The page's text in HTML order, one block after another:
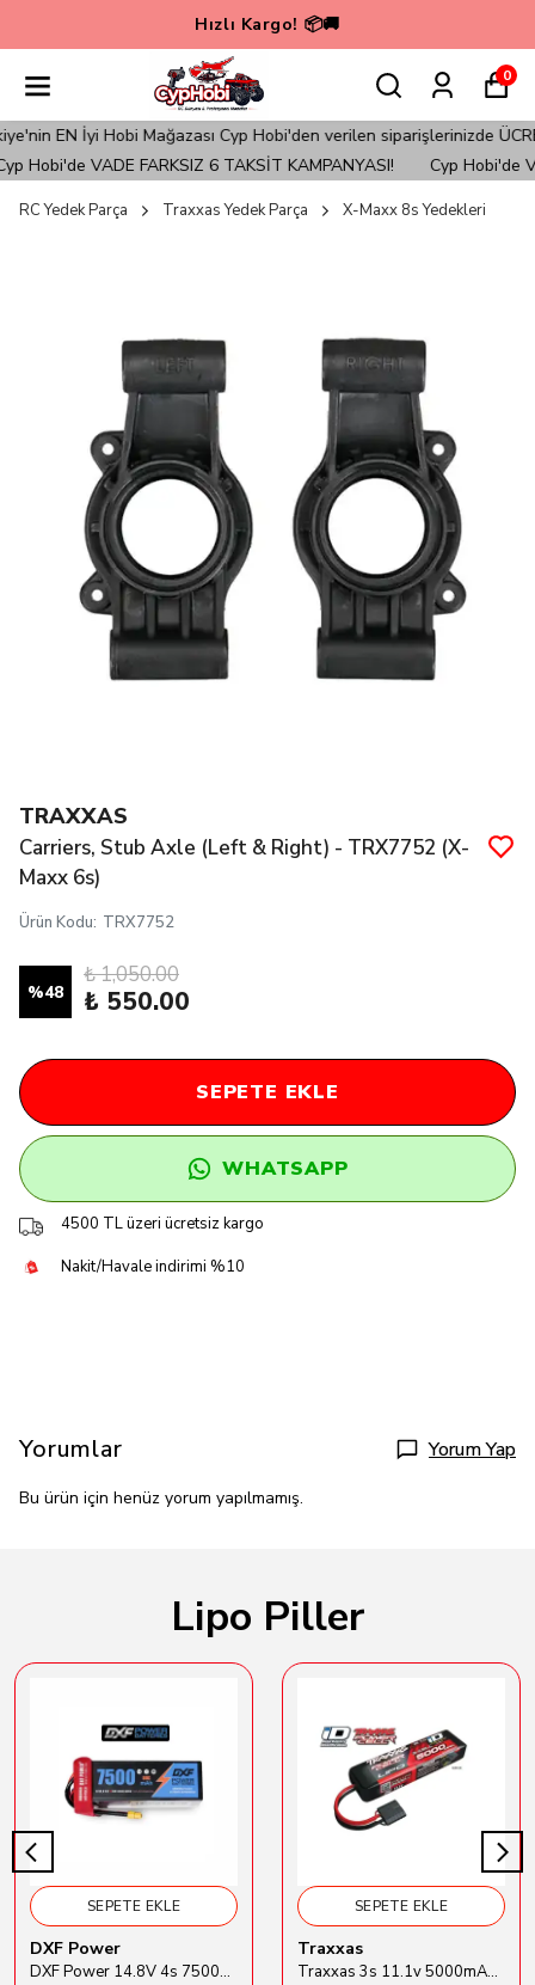
Hızlı Kargo! 📦🚚
0
EN İyi Hobi Mağazası Cyp Hobi'den verilen siparişlerinizde
Hobi'de VADE FARKSIZ 6 TAKSİT KAMPANYASI!
Cyp Hobi'de
RC Yedek Parça Traxxas Yedek Parça X-Maxx 8s Yedekleri
TRAXXAS
Carriers, Stub Axle (Left & Right) - TRX7752 (X-
Maxx 6s)
Ürün Kodu: TRX7752
%48
₺ 1,050.00
₺ 550.00
SEPETE EKLE
WHATSAPP
4500 TL üzeri ücretsiz kargo
Nakit/Havale indirimi %10
Yorumlar Yorum Yap
Bu ürün için henüz yorum yapılmamış.
Lipo Piller
SEPETE EKLE
DXF Power
DXF Power 14.8V 4s 7500mAh 80C Hardcase Lipo Batarya
SEPETE EKLE
Traxxas
Traxxas 3s 11.1v 5000mAh Lipo Batarya (TRX 2872X)